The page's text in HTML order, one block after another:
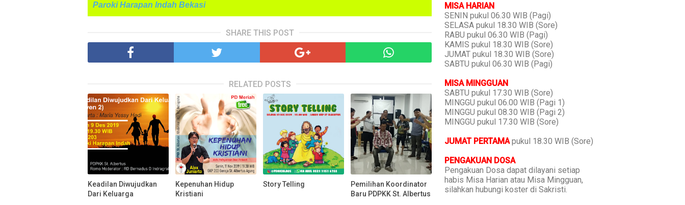
Paroki Harapan Indah Bekasi
SHARE THIS POST
RELATED POSTS
Keadilan Diwujudkan
Dari Keluarga
Kepenuhan Hidup
Kristiani
Story Telling
Pemilihan Koordinator
Baru PDPKK St. Albertus
MISA HARIAN
SENIN pukul 06.30 WIB (Pagi)
SELASA pukul 18.30 WIB (Sore)
RABU pukul 06.30 WIB (Pagi)
KAMIS pukul 18.30 WIB (Sore)
JUMAT pukul 18.30 WIB (Sore)
SABTU pukul 06.30 WIB (Pagi)
MISA MINGGUAN
SABTU pukul 17.30 WIB (Sore)
MINGGU pukul 06.00 WIB (Pagi 1)
MINGGU pukul 08.30 WIB (Pagi 2)
MINGGU pukul 17.30 WIB (Sore)
JUMAT PERTAMA pukul 18.30 WIB (Sore)
PENGAKUAN DOSA
Pengakuan Dosa dapat dilayani setiap
habis Misa Harian atau Misa Mingguan,
silahkan hubungi koster di Sakristi.